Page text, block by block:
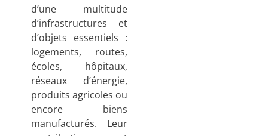
d’une multitude
d’infrastructures et
d’objets essentiels :
logements, routes,
écoles, hôpitaux,
réseaux d’énergie,
produits agricoles ou
encore biens
manufacturés. Leur